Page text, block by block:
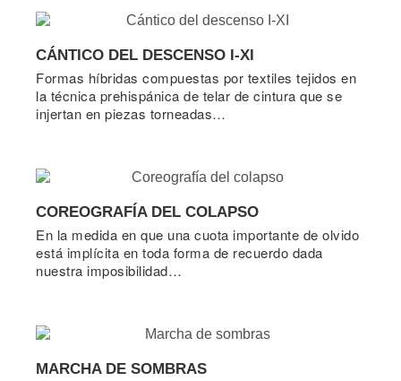
CÁNTICO DEL DESCENSO I-XI
Formas híbridas compuestas por textiles tejidos en
la técnica prehispánica de telar de cintura que se
injertan en piezas torneadas…
COREOGRAFÍA DEL COLAPSO
En la medida en que una cuota importante de olvido
está implícita en toda forma de recuerdo dada
nuestra imposibilidad…
MARCHA DE SOMBRAS